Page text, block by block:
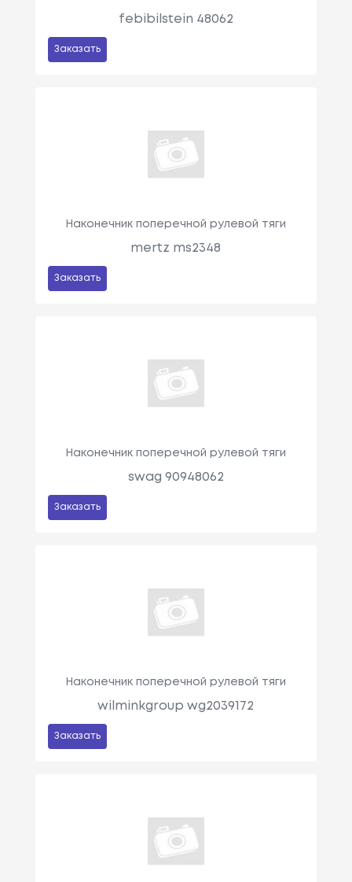
febibilstein 48062
Заказать
Наконечник поперечной рулевой тяги
mertz ms2348
Заказать
Наконечник поперечной рулевой тяги
swag 90948062
Заказать
Наконечник поперечной рулевой тяги
wilminkgroup wg2039172
Заказать